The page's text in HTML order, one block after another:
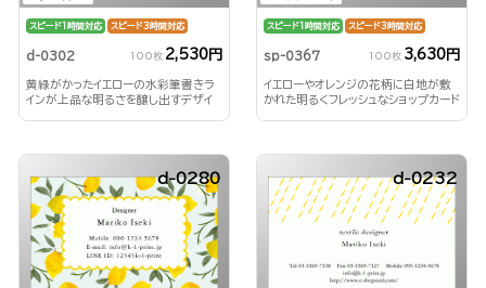
スピード1時間対応 スピード3時間対応
d-0302 100枚 2,530円
黄緑がかったイエローの水彩筆書きラ
インが上品な明るさを醸し出すデザイ
スピード1時間対応 スピード3時間対応
sp-0367 100枚 3,630円
イエローやオレンジの花柄に白地が敷
かれた明るくフレッシュなショップカード
d-0280 d-0232